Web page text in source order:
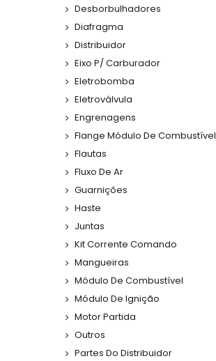
Desborbulhadores
Diafragma
Distribuidor
Eixo P/ Carburador
Eletrobomba
Eletroválvula
Engrenagens
Flange Módulo De Combustível
Flautas
Fluxo De Ar
Guarnições
Haste
Juntas
Kit Corrente Comando
Mangueiras
Módulo De Combustível
Módulo De Ignição
Motor Partida
Outros
Partes Do Distribuidor